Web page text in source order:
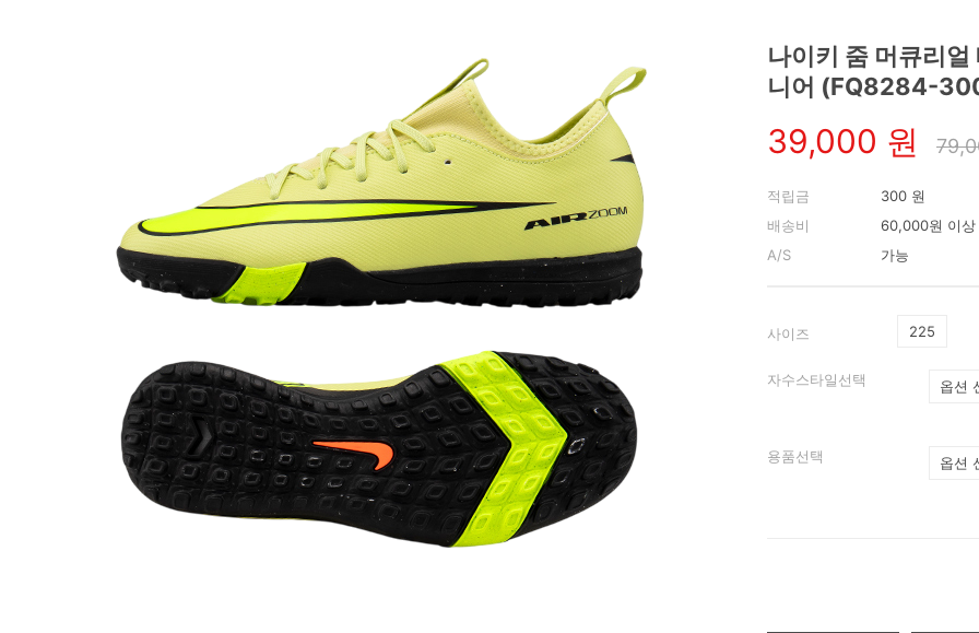
나이키 줌 머큐리
니어 (FQ8284-
39,000 원
적립금
배송비
A/S
300 원
60,000원 이상
가능
사이즈 225
자수스타일선택
용품선택